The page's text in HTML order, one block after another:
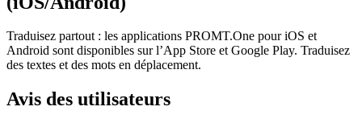
Traduisez partout : les applications PROMT.One pour iOS et
Android sont disponibles sur l’App Store et Google Play. Traduisez
des textes et des mots en déplacement.
Avis des utilisateurs